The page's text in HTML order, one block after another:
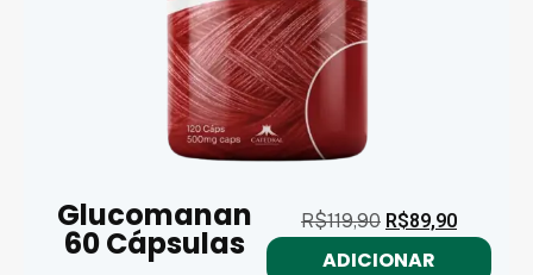
Glucomanan
60 Cápsulas ADICIONAR
R$119,90 R$89,90